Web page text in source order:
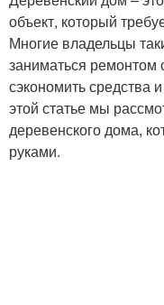
объект, который
Многие владельцы
заниматься ремонтом
сэкономить средства
этой статье мы
деревенского дома,
руками.